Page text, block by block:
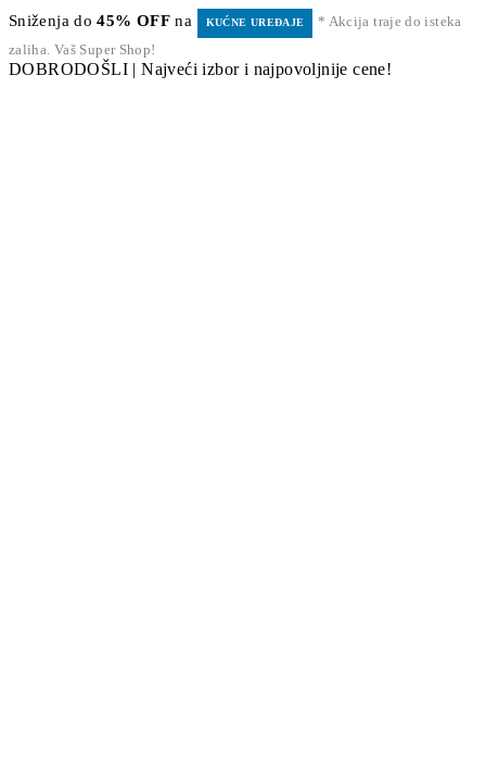
Sniženja do45% OFF na KUĆNE UREĐAJE
* Akcija traje do isteka
zaliha. Vaš Super Shop!
DOBRODOŠLI | Najveći izbor i najpovoljnije cene!